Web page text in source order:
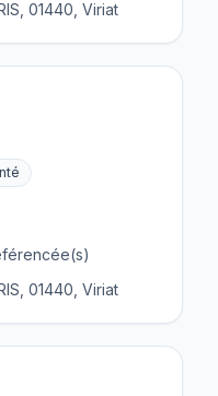
01440, Viriat
01440, Viriat